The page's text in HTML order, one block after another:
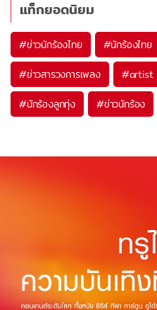
แท็กยอดนิยม
#ข่าวนักร้องไทย #นักร้องไทย
#ข่าวสารวงการเพลง #artist
#นักร้องลูกทุ่ง #ข่าวนักร้อง